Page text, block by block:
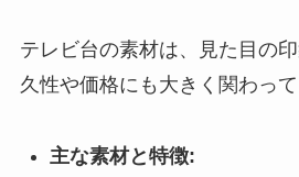
テレビ台の素材は、見た目の
久性や価格にも大きく関わって
主な素材と特徴: